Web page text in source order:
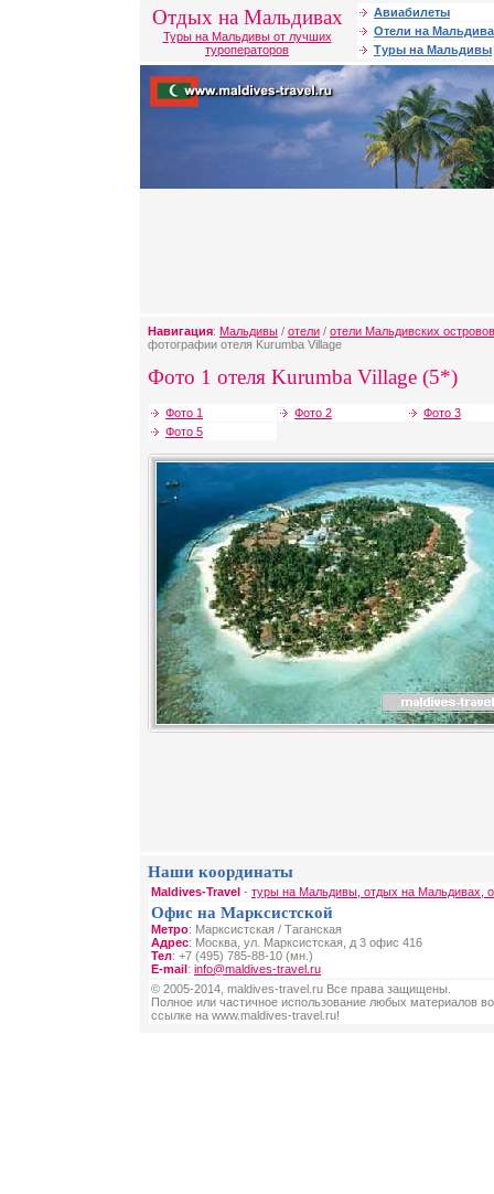
Отдых на Мальдивах
Туры на Мальдивы от лучших
туроператоров
Авиабилеты
Отели на
Туры на Мальдивы
Навигация: Мальдивы / отели / отели Мальдивских островов
фотографии отеля Kurumba Village
Фото 1 отеля Kurumba Village (5*)
Фото 1 Фото 2
Фото 3
Фото 5
Наши координаты
Maldives-Travel - туры на Мальдивы, отдых на Мальдивах,
Офис на Марксистской
Метро: Марксистская / Таганская
Адрес: Москва, ул. Марксистская, д 3 офис 416
Тел: +7 (495) 785-88-10 (мн.)
E-mail: info@maldives-travel.ru
© 2005-2014, maldives-travel.ru Все права защищены.
Полное или частичное использование любых материалов
ссылке на www.maldives-travel.ru!